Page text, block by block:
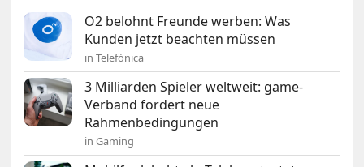
O2 belohnt Freunde werben: Was
Kunden jetzt beachten müssen
in Telefónica
3 Milliarden Spieler weltweit: game-
Verband fordert neue
Rahmenbedingungen
in Gaming